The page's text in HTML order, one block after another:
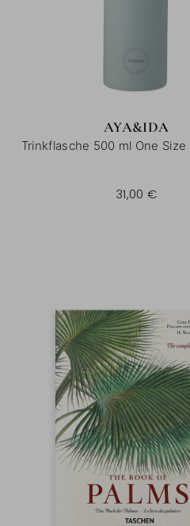
AYA&IDA
Trinkflasche 500 ml One
31,00 €